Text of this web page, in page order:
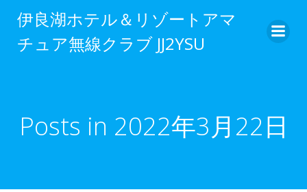
伊良湖ホテル＆リゾートアマ
チュア無線クラブ JJ2YSU
Posts in 2022年3月22日